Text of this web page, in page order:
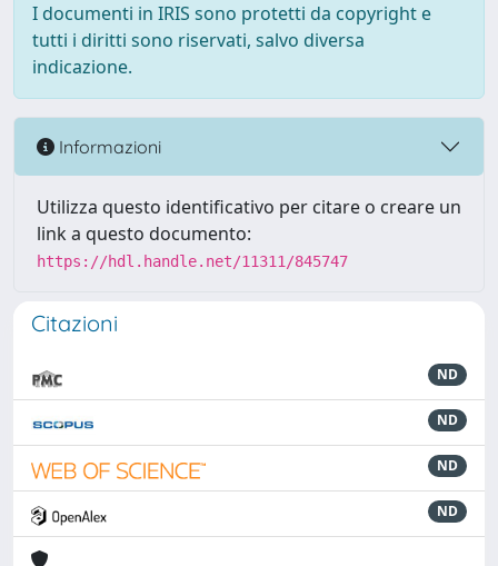
I documenti in IRIS sono protetti da copyright e
tutti i diritti sono riservati, salvo diversa
indicazione.
Informazioni
Utilizza questo identificativo per citare o creare un
link a questo documento:
https://hdl.handle.net/11311/845747
Citazioni
ND
ND
ND
ND